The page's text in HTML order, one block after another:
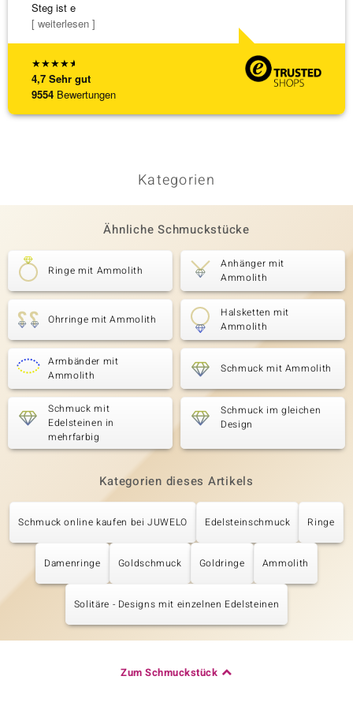
★★★★★
4,7 Sehr gut
9554 Bewertungen
Steg ist e
[ weiterlesen ]
Kategorien
Ähnliche Schmuckstücke
Ringe mit Ammolith
Anhänger mit
Ammolith
Ohrringe mit Ammolith
Halsketten mit
Ammolith
Armbänder mit
Ammolith
Schmuck mit Ammolith
Schmuck mit
Edelsteinen in
mehrfarbig
Schmuck im gleichen
Design
Kategorien dieses Artikels
Schmuck online kaufen bei JUWELO Edelsteinschmuck Ringe
Damenringe Goldschmuck Goldringe Ammolith
Solitäre - Designs mit einzelnen Edelsteinen
Zum Schmuckstück